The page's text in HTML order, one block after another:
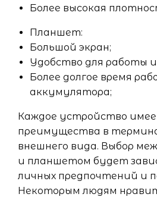
Более высокая
Планшет:
Большой экран;
Удобство для работы
Более долгое время
аккумулятора;
Каждое устройство
преимущества в
внешнего вида. Выбор
и планшетом будет
личных предпочтений и
Некоторым людям